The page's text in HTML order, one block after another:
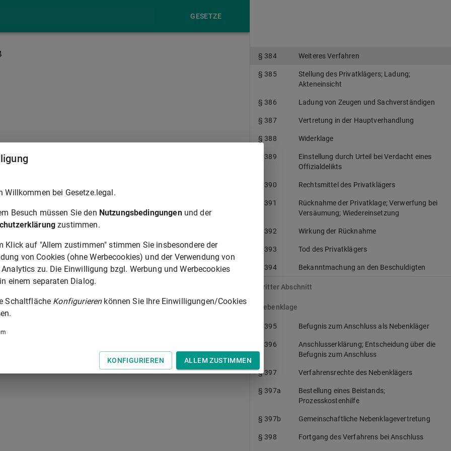
GESETZE
die für das Verfahren auf erhobene öffentliche Klage
Sicherung nicht angeordnet werden.
den Beschluß über die Eröffnung des
den Umfang der Beweisaufnahme.
der Hauptverhandlung zu verlangen, ist nicht
gleichzeitig mit einer auf öffentliche Klage anhängig
Tastatur zur Navigation zwischen Normen.
§ 384 Weiteres Verfahren
§ 385
Stellung des Privatklägers; Ladung;
Akteneinsicht
§ 386 Ladung von Zeugen und Sachverständigen
§ 387 Vertretung in der Hauptverhandlung
§ 388 Widerklage
§ 389
Einstellung durch Urteil bei Verdacht eines
Offizialdelikts
§ 390 Rechtsmittel des Privatklägers
§ 391
Rücknahme der Privatklage; Verwerfung bei
Versäumung; Wiedereinsetzung
§ 392 Wirkung der Rücknahme
§ 393 Tod des Privatklägers
§ 394 Bekanntmachung an den Beschuldigten
Dritter Abschnitt
Nebenklage
§ 395 Befugnis zum Anschluss als Nebenkläger
§ 396
Anschlusserklärung; Entscheidung über die
Befugnis zum Anschluss
§ 397 Verfahrensrechte des Nebenklägers
§ 397a
Bestellung eines Beistands;
Prozesskostenhilfe
§ 397b Gemeinschaftliche Nebenklagevertretung
§ 398 Fortgang des Verfahrens bei Anschluss
Willkommen bei Gesetze.legal.
Besuch müssen Sie den Nutzungsbedingungenund der
zustimmen.
Klick auf "Allem zustimmen" stimmen Sie insbesondere der
von Cookies (ohne Werbecookies) und der Verwendung von
Analytics zu. Die Einwilligung bzgl. Werbung und Werbecookies
einem separaten Dialog.
Schaltfläche Konfigurierenkönnen Sie Ihre Einwilligungen/Cookies
KONFIGURIEREN ALLEM ZUSTIMMEN